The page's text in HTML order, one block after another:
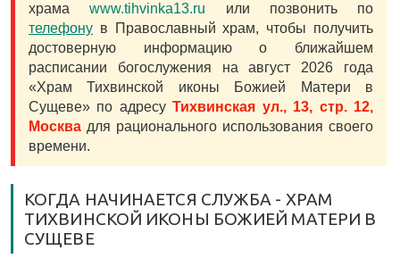
храмаwww.tihvinka13.ru или позвонить по
телефону в Православный храм, чтобы получить
достоверную информацию о ближайшем
расписании богослужения на август 2026 года
«Храм Тихвинской иконы Божией Матери в
Сущеве» по адресуТихвинская ул., 13, стр. 12,
Москва для рационального использования своего
времени.
КОГДА НАЧИНАЕТСЯ СЛУЖБА - ХРАМ
ТИХВИНСКОЙ ИКОНЫ БОЖИЕЙ МАТЕРИ В
СУЩЕВЕ